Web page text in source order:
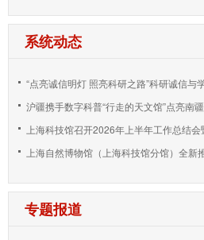
系统动态
“点亮诚信明灯 照亮科研之路”科研诚信与
沪疆携手数字科普“行走的天文馆”点亮南
上海科技馆召开2026年上半年工作总结会
上海自然博物馆（上海科技馆分馆）全新
专题报道